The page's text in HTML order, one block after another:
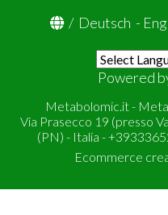
/ Deutsch -
Powered
Metabolomic.it -
Via Prasecco 19 (presso
(PN) - Italia -
Ecommerce